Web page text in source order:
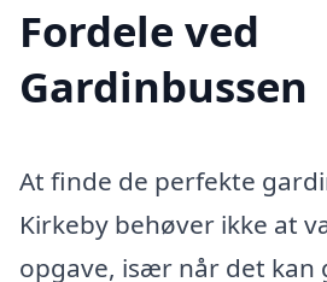
Fordele ved
Gardinbussen
At finde de perfekte
Kirkeby behøver ikke at
opgave, især når det kan